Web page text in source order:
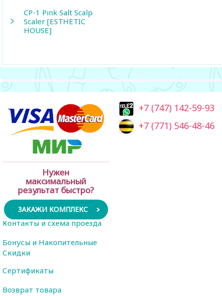
CP-1 Pink Salt Scalp
Scaler [ESTHETIC
HOUSE]
Нужен
максимальный
результат быстро?
ЗАКАЖИ КОМПЛЕКС
+7 (747) 142-59-93
+7 (771) 546-48-46
Контакты и схема проезда
Бонусы и Накопительные
Скидки
Сертификаты
Возврат товара